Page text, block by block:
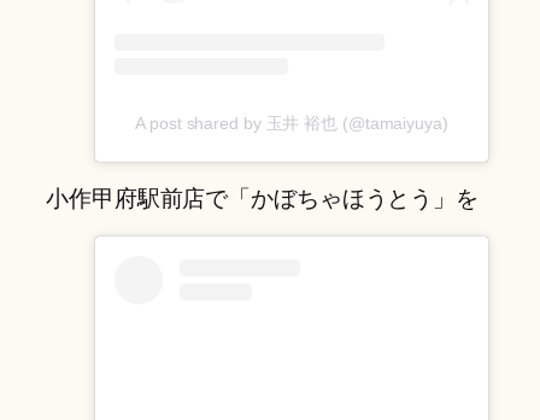
A post shared by 玉井 裕也 (@tamaiyuya)
小作甲府駅前店で「かぼちゃほうとう」を